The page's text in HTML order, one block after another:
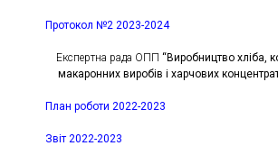
Протокол №2 2023-2024
Експертна рада ОПП “Виробництво хліба,
макаронних виробів і харчових
План роботи 2022-2023
Звіт 2022-2023